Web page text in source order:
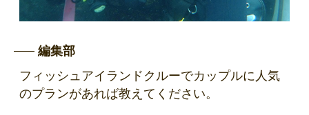
編集部
フィッシュアイランドクルーでカップルに人気
のプランがあれば教えてください。